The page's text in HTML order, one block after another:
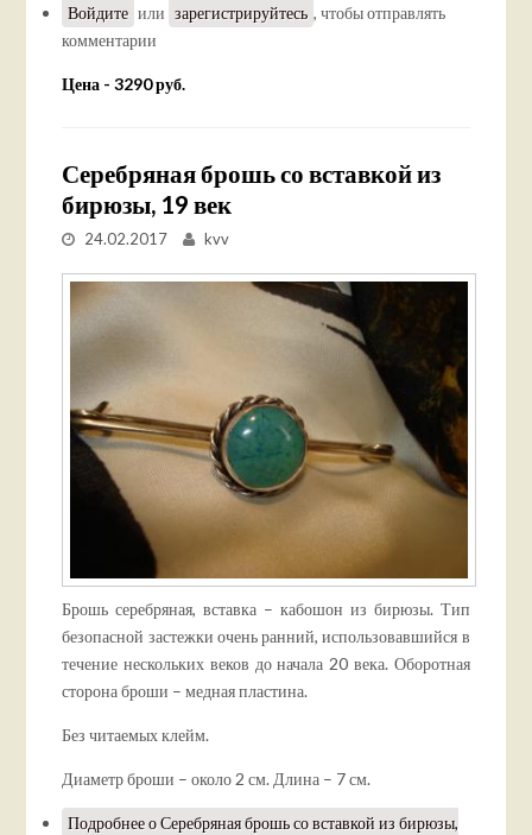
Войдите или зарегистрируйтесь , чтобы отправлять
комментарии
Цена - 3290 руб.
Серебряная брошь со вставкой из
бирюзы, 19 век
24.02.2017 kvv
Брошь серебряная, вставка – кабошон из бирюзы. Тип
безопасной застежки очень ранний, использовавшийся в
течение нескольких веков до начала 20 века. Оборотная
сторона броши – медная пластина.
Без читаемых клейм.
Диаметр броши – около 2 см. Длина – 7 см.
Подробнеео Серебряная брошь со вставкой из бирюзы,